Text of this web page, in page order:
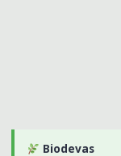
Biodevas